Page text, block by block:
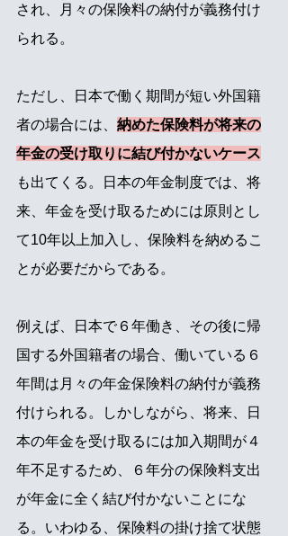
され、月々の保険料の納付が義務付け
られる。
ただし、日本で働く期間が短い外国籍
者の場合には、 納めた保険料が将来の
年金の受け取りに結び付かないケース
も出てくる。日本の年金制度では、将
来、年金を受け取るためには原則とし
て10年以上加入し、保険料を納めるこ
とが必要だからである。
例えば、日本で６年働き、その後に帰
国する外国籍者の場合、働いている６
年間は月々の年金保険料の納付が義務
付けられる。しかしながら、将来、日
本の年金を受け取るには加入期間が４
年不足するため、６年分の保険料支出
が年金に全く結び付かないことにな
る。いわゆる、保険料の掛け捨て状態